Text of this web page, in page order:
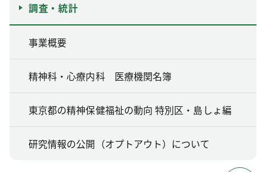
調査・統計
事業概要
精神科・心療内科 医療機関名簿
東京都の精神保健福祉の動向 特別区・島しょ編
研究情報の公開（オプトアウト）について